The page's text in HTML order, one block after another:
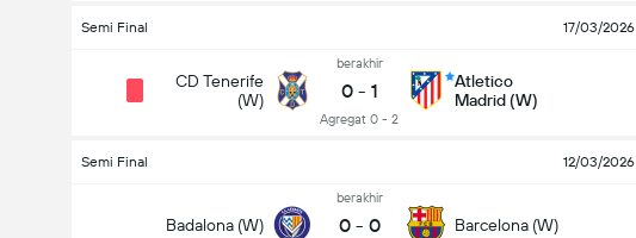
Semi Final 17/03/2026
CD Tenerife
(W)
berakhir
0 - 1
Agregat 0 - 2
Atletico
Madrid (W)
Semi Final 12/03/2026
Badalona (W)
berakhir
0 - 0 Barcelona (W)